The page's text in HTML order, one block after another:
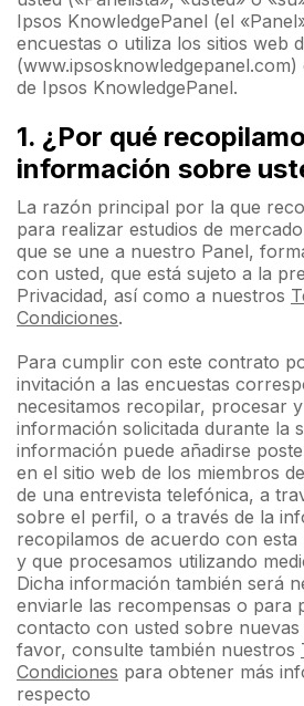
Ipsos KnowledgePanel (el
encuestas o utiliza los sitios web
de Ipsos KnowledgePanel.
1. ¿Por qué
información sobre
La razón principal por la que
para realizar estudios de
que se une a nuestro Panel,
con usted, que está sujeto a la
Privacidad, así como a nuestros
Condiciones.
Para cumplir con este contrato
invitación a las encuestas
necesitamos recopilar, procesar
información solicitada durante la
información puede añadirse
en el sitio web de los miembros
de una entrevista telefónica, a
sobre el perfil, o a través de la
recopilamos de acuerdo con esta
y que procesamos utilizando
Dicha información también será
enviarle las recompensas o para
contacto con usted sobre
favor, consulte también nuestros
Condiciones para obtener más
respecto